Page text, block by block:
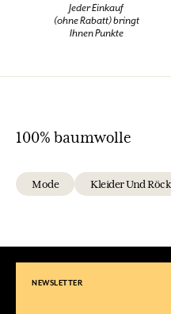
Jeder Einkauf
(ohne Rabatt) bringt
Ihnen Punkte
100% baumwolle
Mode Kleider Und
NEWSLETTER